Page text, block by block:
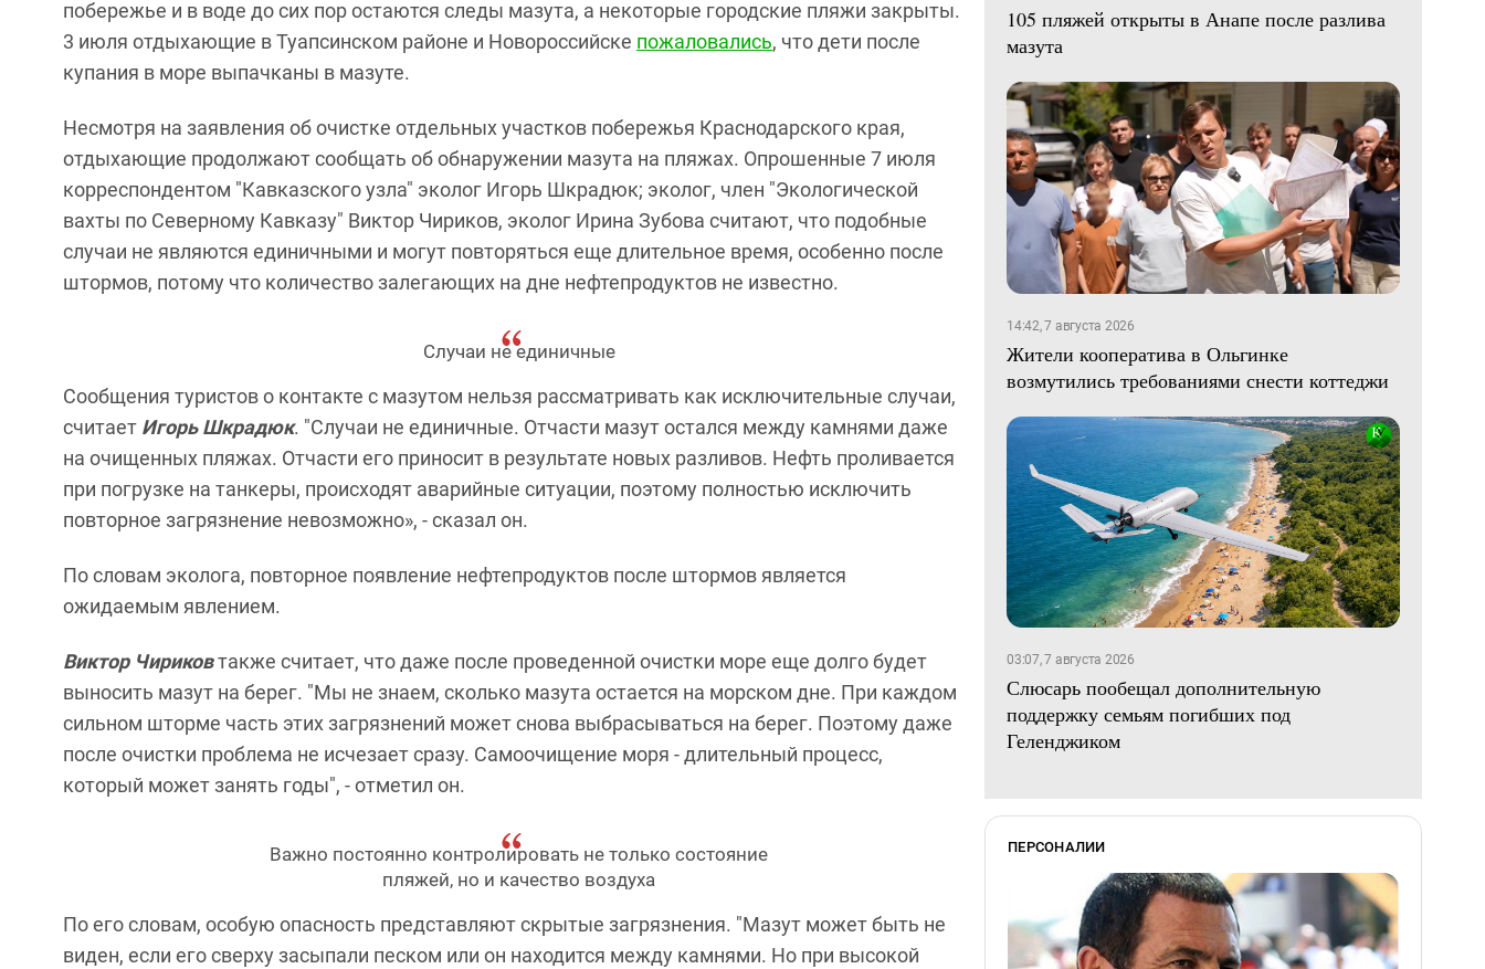
побережье и в воде до сих пор остаются следы мазута, а некоторые городские пляжи закрыты.
3 июля отдыхающие в Туапсинском районе и Новороссийске пожаловались, что дети после
купания в море выпачканы в мазуте.
Несмотря на заявления об очистке отдельных участков побережья Краснодарского края,
отдыхающие продолжают сообщать об обнаружении мазута на пляжах. Опрошенные 7 июля
корреспондентом "Кавказского узла" эколог Игорь Шкрадюк; эколог, член "Экологической
вахты по Северному Кавказу" Виктор Чириков, эколог Ирина Зубова считают, что подобные
случаи не являются единичными и могут повторяться еще длительное время, особенно после
штормов, потому что количество залегающих на дне нефтепродуктов не известно.
Случаи не единичные
Сообщения туристов о контакте с мазутом нельзя рассматривать как исключительные случаи,
считает Игорь Шкрадюк. "Случаи не единичные. Отчасти мазут остался между камнями даже
на очищенных пляжах. Отчасти его приносит в результате новых разливов. Нефть проливается
при погрузке на танкеры, происходят аварийные ситуации, поэтому полностью исключить
повторное загрязнение невозможно», - сказал он.
По словам эколога, повторное появление нефтепродуктов после штормов является
ожидаемым явлением.
Виктор Чириковтакже считает, что даже после проведенной очистки море еще долго будет
выносить мазут на берег. "Мы не знаем, сколько мазута остается на морском дне. При каждом
сильном шторме часть этих загрязнений может снова выбрасываться на берег. Поэтому даже
после очистки проблема не исчезает сразу. Самоочищение моря - длительный процесс,
который может занять годы", - отметил он.
Важно постоянно контролировать не только состояние
пляжей, но и качество воздуха
По его словам, особую опасность представляют скрытые загрязнения. "Мазут может быть не
виден, если его сверху засыпали песком или он находится между камнями. Но при высокой
105 пляжей открыты в Анапе после разлива
мазута
14:42, 7 августа 2026
Жители кооператива в Ольгинке
возмутились требованиями снести коттеджи
03:07, 7 августа 2026
Слюсарь пообещал дополнительную
поддержку семьям погибших под
Геленджиком
ПЕРСОНАЛИИ